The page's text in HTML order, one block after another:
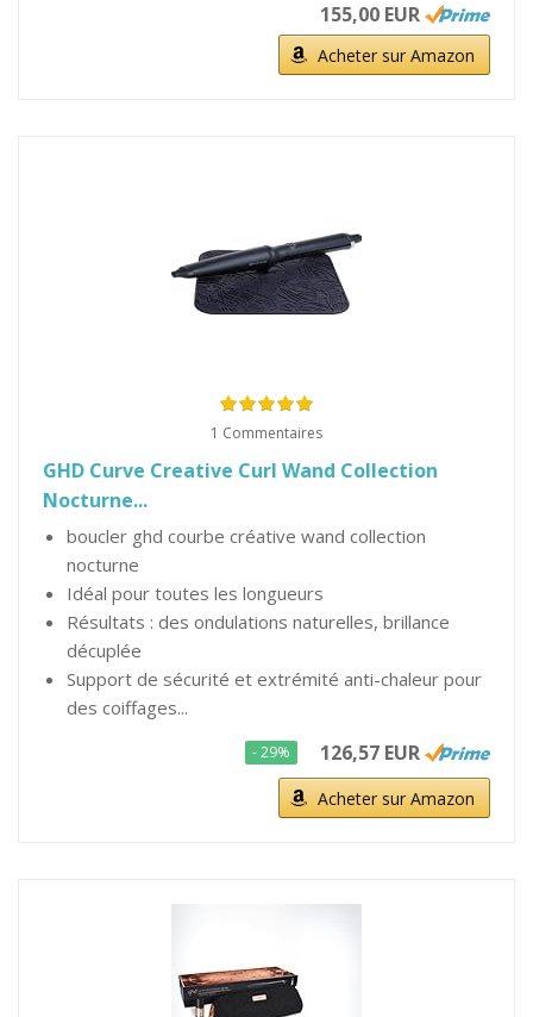
155,00 EUR
Acheter sur Amazon
1 Commentaires
GHD Curve Creative Curl Wand Collection
Nocturne...
boucler ghd courbe créative wand collection
nocturne
Idéal pour toutes les longueurs
Résultats : des ondulations naturelles, brillance
décuplée
Support de sécurité et extrémité anti-chaleur pour
des coiffages...
- 29% 126,57 EUR
Acheter sur Amazon